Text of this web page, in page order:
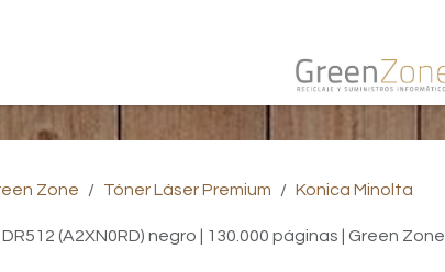
Zone Tóner Láser Premium Konica Minolta
(A2XN0RD) negro | 130.000 páginas | Green Zone